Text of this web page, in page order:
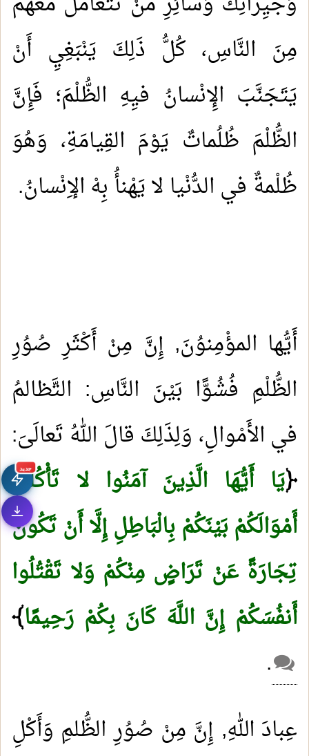
جديد
مِنَ النَّاسِ، كُلُّ ذَلِكَ يَنْبَغِيِ أَنْ
يَتَجَنَّبَ الِإنْسانُ فيِهِ الظُّلْمَ؛ فَإِنَّ
الظُّلْمَ ظُلُماتٌ يَوْمَ القِيامَةِ، وَهُوَ
ظُلْمةٌ في الدُّنْيا لا يَهْنأُ بِهْ الإِنْسانُ.
أَيُّها المؤْمِنوُنَ, إِنَّ مِنْ أَكْثَرِ صُوُرِ
الظُّلْمِ فُشُوًّا بَيْنَ النَّاسِ: التَّظالمُ
في الأَمْوالِ، وَلِذَلِكَ قالَ اللهُ تَعالَىَ:
﴿يَا أَيُّهَا الَّذِينَ آمَنُوا لا تَأْكُلُوا
أَمْوَالَكُمْ بَيْنَكُمْ بِالْبَاطِلِ إِلَّا أَنْ تَكُونَ
تِجَارَةً عَنْ تَرَاضٍ مِنْكُمْ وَلا تَقْتُلُوا
أَنفُسَكُمْ إِنَّ اللَّهَ كَانَ بِكُمْ رَحِيمًا﴾
.
عِبادَ اللهِ, إِنَّ مِنْ صُوُرِ الظُّلمِ وَأَكْلِ